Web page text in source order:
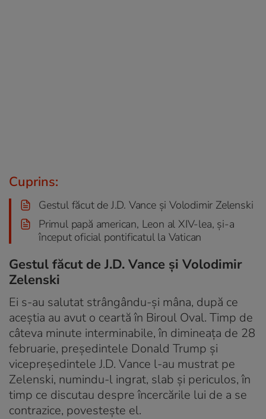
Cuprins:
Gestul făcut de J.D. Vance și Volodimir Zelenski
Primul papă american, Leon al XIV-lea, și-a
început oficial pontificatul la Vatican
Gestul făcut de J.D. Vance și Volodimir
Zelenski
Ei s-au salutat strângându-şi mâna, după ce
aceștia au avut o ceartă în Biroul Oval. Timp de
câteva minute interminabile, în dimineața de 28
februarie, președintele Donald Trump și
vicepreședintele J.D. Vance l-au mustrat pe
Zelenski, numindu-l ingrat, slab și periculos, în
timp ce discutau despre încercările lui de a se
contrazice, povestește el.